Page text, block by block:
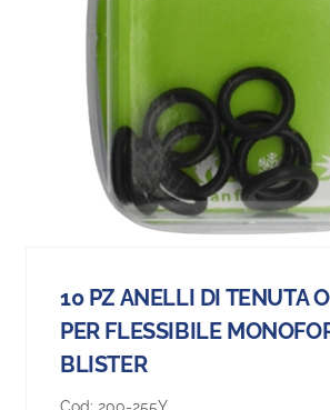
10 PZ ANELLI DI TENUTA
PER FLESSIBILE
BLISTER
Cod: 200-255Y